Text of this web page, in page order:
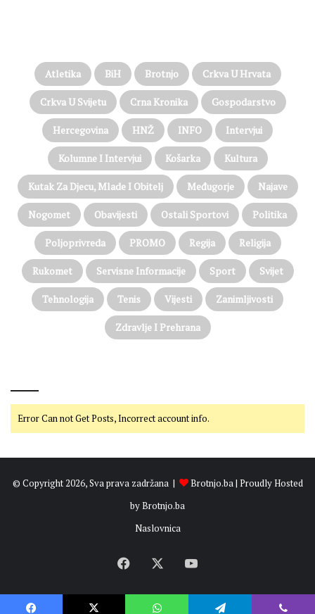
Atletika BiH Brotnjo Crkva U Hrvata
Crkva U Svijetu Crna Kronika Gospodarstvo
Hercegovina HNŽ INFO Intervjui
Kolumne I Intervjui Košarka Kultura
Kutak Za Djecu, Mlade I Obitelj Međugorje Najave
Nogomet Obavijesti Ostali Sportovi Politika
Poljoprivreda PROMO Regija Religija
Rukomet Servisne Informacije Sport Svijet
Tehnologija Tenis Vijesti Zanimljivosti
Zdravlje I Prehrana
Error Can not Get Posts, Incorrect account info.
© Copyright 2026, Sva prava zadržana | Brotnjo.ba| Proudly Hosted
byBrotnjo.ba
Naslovnica
Facebook YouTube